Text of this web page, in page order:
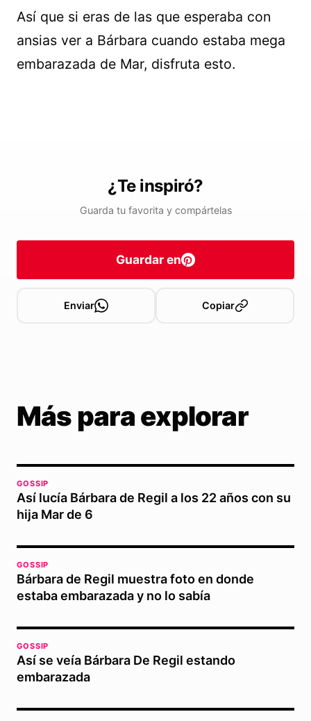
Así que si eras de las que esperaba con
ansias ver a Bárbara cuando estaba mega
embarazada de Mar, disfruta esto.
¿Te inspiró?
Guarda tu favorita y compártelas
Guardar en
Enviar Copiar
Más para explorar
GOSSIP
Así lucía Bárbara de Regil a los 22 años con su
hija Mar de 6
GOSSIP
Bárbara de Regil muestra foto en donde
estaba embarazada y no lo sabía
GOSSIP
Así se veía Bárbara De Regil estando
embarazada